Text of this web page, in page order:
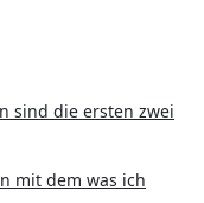
mit dem was ich